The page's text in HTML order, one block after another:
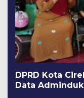
DPRD Kota
Data